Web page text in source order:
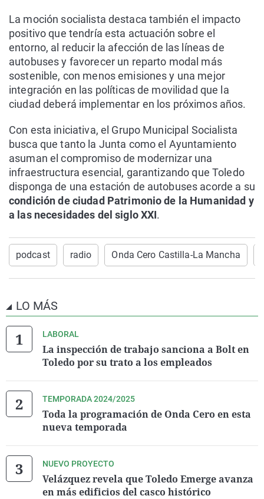
La moción socialista destaca también el impacto
positivo que tendría esta actuación sobre el
entorno, al reducir la afección de las líneas de
autobuses y favorecer un reparto modal más
sostenible, con menos emisiones y una mejor
integración en las políticas de movilidad que la
ciudad deberá implementar en los próximos años.
Con esta iniciativa, el Grupo Municipal Socialista
busca que tanto la Junta como el Ayuntamiento
asuman el compromiso de modernizar una
infraestructura esencial, garantizando que Toledo
disponga de una estación de autobuses acorde a su
condición de ciudad Patrimonio de la Humanidad y
a las necesidades del siglo XXI.
podcast radio Onda Cero Castilla-La Mancha
LO MÁS
LABORAL
La inspección de trabajo sanciona a Bolt en
Toledo por su trato a los empleados
TEMPORADA 2024/2025
Toda la programación de Onda Cero en esta
nueva temporada
NUEVO PROYECTO
Velázquez revela que Toledo Emerge avanza
en más edificios del casco histórico